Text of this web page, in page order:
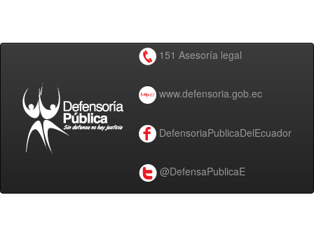
151 Asesoría legal
www.defensoria.gob.ec
DefensoriaPublicaDelEcuador
@DefensaPublicaE